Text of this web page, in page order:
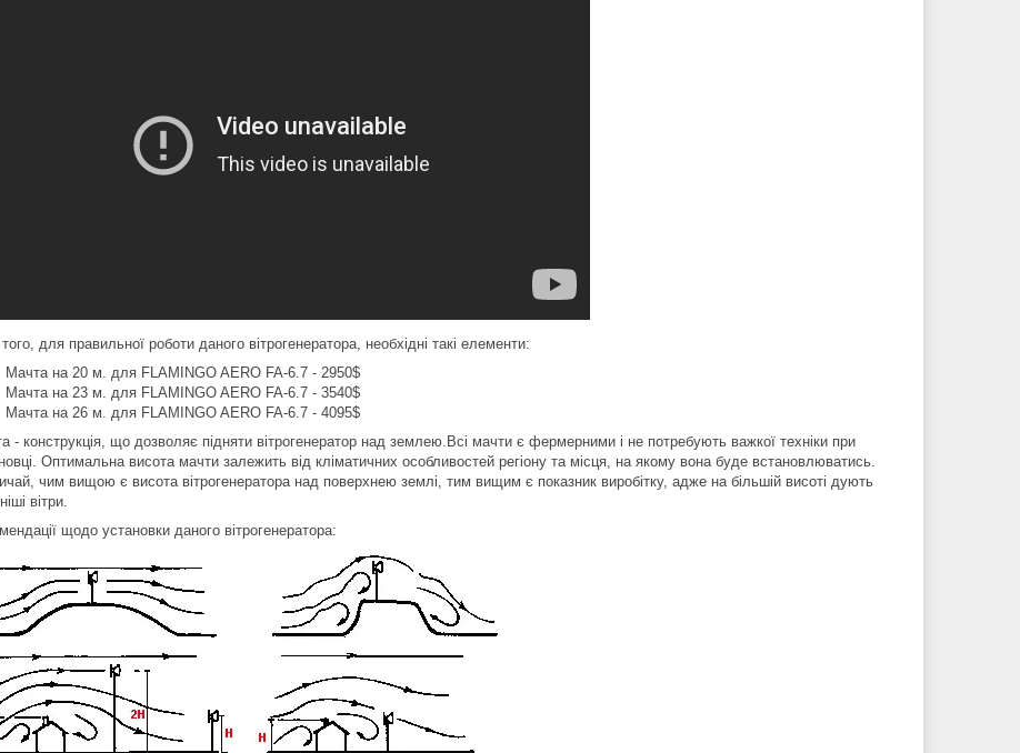
того, для правильної роботи даного вітрогенератора, необхідні такі елементи:
Мачта на 20 м. для FLAMINGO AERO FA-6.7 - 2950$
Мачта на 23 м. для FLAMINGO AERO FA-6.7 - 3540$
Мачта на 26 м. для FLAMINGO AERO FA-6.7 - 4095$
- конструкція, що дозволяє підняти вітрогенератор над землею.Всі мачти є фермерними і не потребують важкої техніки при
Оптимальна висота мачти залежить від кліматичних особливостей регіону та місця, на якому вона буде встановлюватись.
чим вищою є висота вітрогенератора над поверхнею землі, тим вищим є показник виробітку, адже на більшій висоті дують
вітри.
щодо установки даного вітрогенератора: